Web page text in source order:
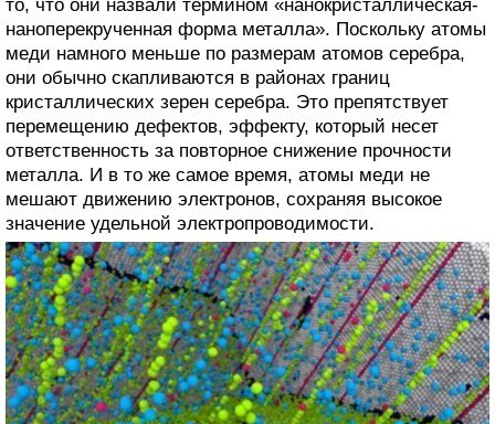
то, что они назвали термином «нанокристаллическая-
наноперекрученная форма металла». Поскольку атомы
меди намного меньше по размерам атомов серебра,
они обычно скапливаются в районах границ
кристаллических зерен серебра. Это препятствует
перемещению дефектов, эффекту, который несет
ответственность за повторное снижение прочности
металла. И в то же самое время, атомы меди не
мешают движению электронов, сохраняя высокое
значение удельной электропроводимости.